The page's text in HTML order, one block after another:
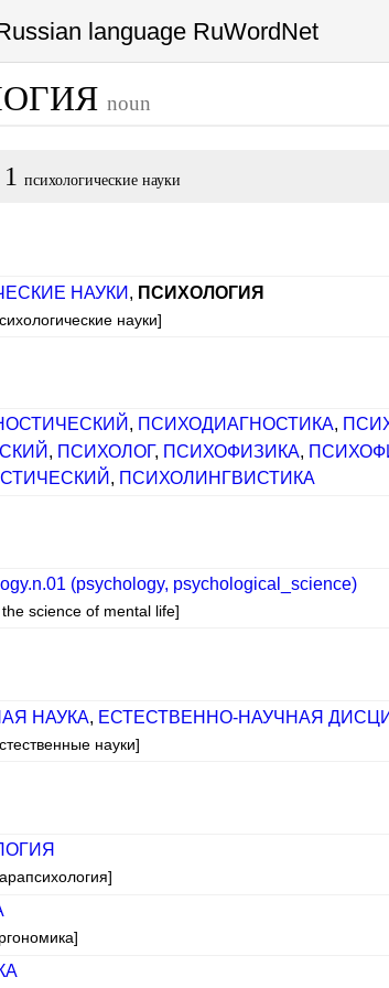
language RuWordNet
noun
психологические науки
НАУКИ , ПСИХОЛОГИЯ
науки]
, ПСИХОДИАГНОСТИКА,
, ПСИХОЛОГ, ПСИХОФИЗИКА,
, ПСИХОЛИНГВИСТИКА
(psychology, psychological_science)
science of mental life]
НАУКА, ЕСТЕСТВЕННО-НАУЧНАЯ
науки]